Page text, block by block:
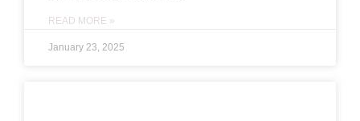
READ MORE »
January 23, 2025